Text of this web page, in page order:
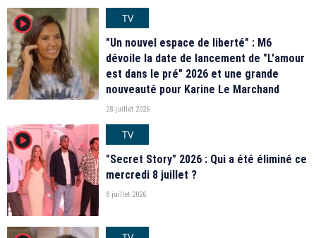
player2
TV
"Un nouvel espace de liberté" : M6
dévoile la date de lancement de "L'amour
est dans le pré" 2026 et une grande
nouveauté pour Karine Le Marchand
28 juillet 2026
player2
TV
"Secret Story" 2026 : Qui a été éliminé ce
mercredi 8 juillet ?
8 juillet 2026